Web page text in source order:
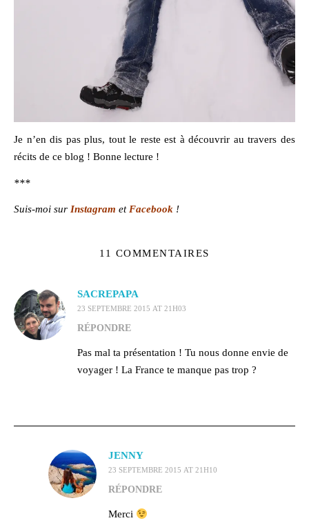
Je n’en dis pas plus, tout le reste est à découvrir au travers des
récits de ce blog ! Bonne lecture !
***
Suis-moi sur Instagram et Facebook !
11 COMMENTAIRES
SACREPAPA
23 SEPTEMBRE 2015 AT 21H03
RÉPONDRE
Pas mal ta présentation ! Tu nous donne envie de
voyager ! La France te manque pas trop ?
JENNY
23 SEPTEMBRE 2015 AT 21H10
RÉPONDRE
Merci